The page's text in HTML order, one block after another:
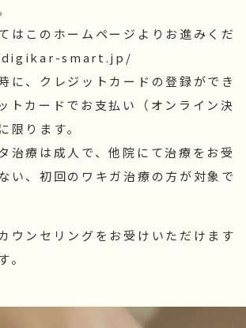
はこのホームページよりお進みくだ
digikar-smart.jp/
に、クレジットカードの登録ができ
トカードでお支払い（オンライン決
限ります。
治療は成人で、他院にて治療をお受
い、初回のワキガ治療の方が対象で
ウンセリングをお受けいただけます
。